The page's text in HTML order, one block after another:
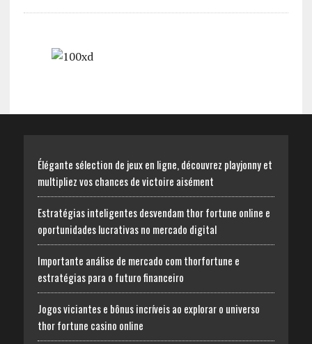
Élégante sélection de jeux en ligne, découvrez playjonny et
multipliez vos chances de victoire aisément
Estratégias inteligentes desvendam thor fortune online e
oportunidades lucrativas no mercado digital
Importante análise de mercado com thorfortune e
estratégias para o futuro financeiro
Jogos viciantes e bônus incríveis ao explorar o universo
thor fortune casino online